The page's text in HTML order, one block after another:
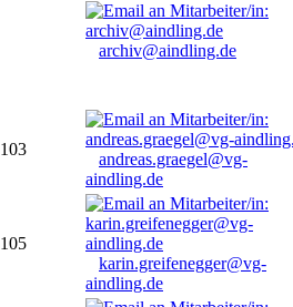
archiv@aindling.de
103
andreas.graegel@vg-
aindling.de
105
karin.greifenegger@vg-
aindling.de